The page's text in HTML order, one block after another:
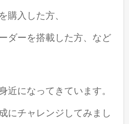
購入した方、
ダーを搭載した方、など
近になってきています。
にチャレンジしてみまし